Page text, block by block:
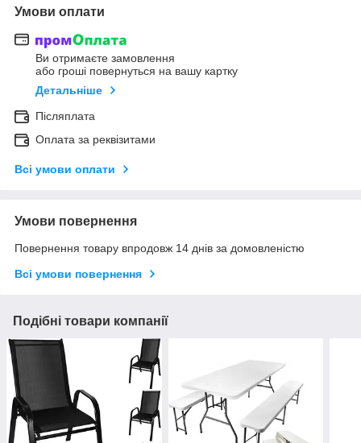
Умови оплати
Ви отримаєте замовлення
або гроші повернуться на вашу картку
Детальніше
Післяплата
Оплата за реквізитами
Всі умови оплати
Умови повернення
Повернення товару впродовж 14 днів за домовленістю
Всі умови повернення
Подібні товари компанії